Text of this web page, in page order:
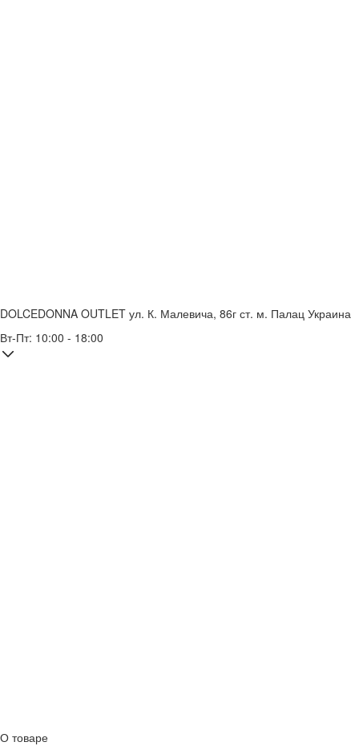
DOLCEDONNA OUTLET ул. К. Малевича, 86г ст. м. Палац Украина
Вт-Пт: 10:00 - 18:00
О товаре